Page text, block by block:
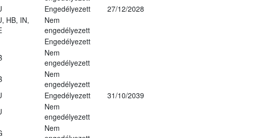
Engedélyezett
27/12/2028
HB, IN,
Nem
engedélyezett
Engedélyezett
Nem
engedélyezett
Nem
engedélyezett
Engedélyezett
31/10/2039
Nem
engedélyezett
Nem